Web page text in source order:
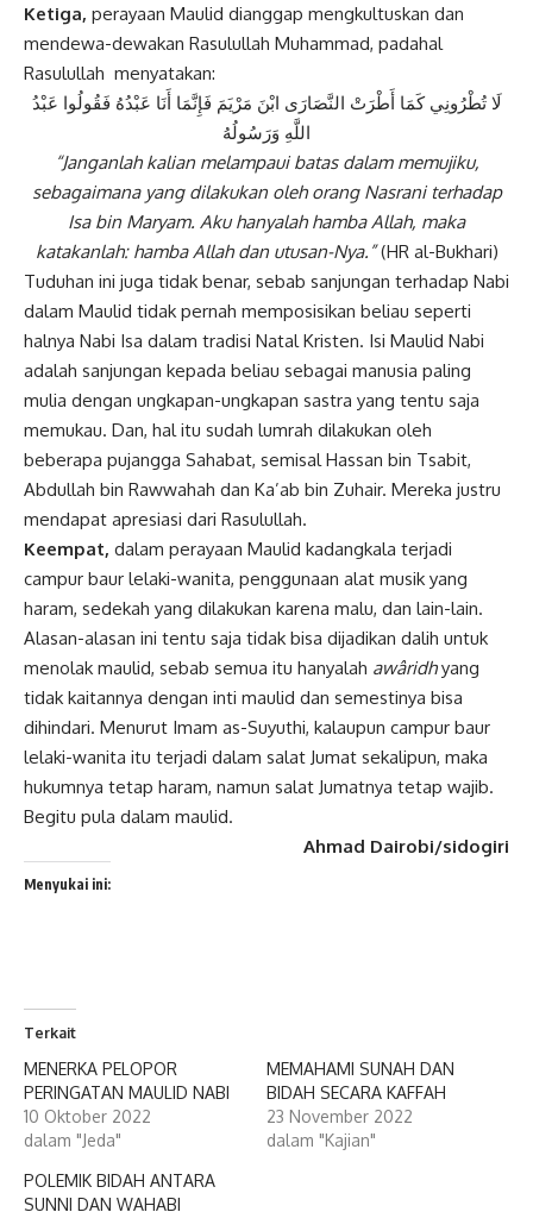
Ketiga, perayaan Maulid dianggap mengkultuskan dan
mendewa-dewakan Rasulullah Muhammad, padahal
Rasulullah menyatakan:
لَا تُطْرُونِي كَمَا أَطْرَتْ النَّصَارَى ابْنَ مَرْيَمَ فَإِنَّمَا أَنَا عَبْدُهُ فَقُولُوا عَبْدُ
اللَّهِ وَرَسُولُهُ
“Janganlah kalian melampaui batas dalam memujiku,
sebagaimana yang dilakukan oleh orang Nasrani terhadap
Isa bin Maryam. Aku hanyalah hamba Allah, maka
katakanlah: hamba Allah dan utusan-Nya.”(HR al-Bukhari)
Tuduhan ini juga tidak benar, sebab sanjungan terhadap Nabi
dalam Maulid tidak pernah memposisikan beliau seperti
halnya Nabi Isa dalam tradisi Natal Kristen. Isi Maulid Nabi
adalah sanjungan kepada beliau sebagai manusia paling
mulia dengan ungkapan-ungkapan sastra yang tentu saja
memukau. Dan, hal itu sudah lumrah dilakukan oleh
beberapa pujangga Sahabat, semisal Hassan bin Tsabit,
Abdullah bin Rawwahah dan Ka’ab bin Zuhair. Mereka justru
mendapat apresiasi dari Rasulullah.
Keempat, dalam perayaan Maulid kadangkala terjadi
campur baur lelaki-wanita, penggunaan alat musik yang
haram, sedekah yang dilakukan karena malu, dan lain-lain.
Alasan-alasan ini tentu saja tidak bisa dijadikan dalih untuk
menolak maulid, sebab semua itu hanyalah awâridhyang
tidak kaitannya dengan inti maulid dan semestinya bisa
dihindari. Menurut Imam as-Suyuthi, kalaupun campur baur
lelaki-wanita itu terjadi dalam salat Jumat sekalipun, maka
hukumnya tetap haram, namun salat Jumatnya tetap wajib.
Begitu pula dalam maulid.
Ahmad Dairobi/sidogiri
Menyukai ini:
Terkait
MENERKA PELOPOR
PERINGATAN MAULID NABI
10 Oktober 2022
dalam "Jeda"
MEMAHAMI SUNAH DAN
BIDAH SECARA KAFFAH
23 November 2022
dalam "Kajian"
POLEMIK BIDAH ANTARA
SUNNI DAN WAHABI